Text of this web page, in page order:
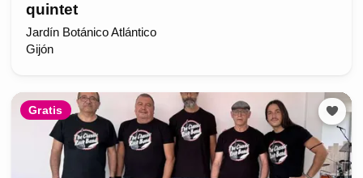
quintet
Jardín Botánico Atlántico
Gijón
Gratis